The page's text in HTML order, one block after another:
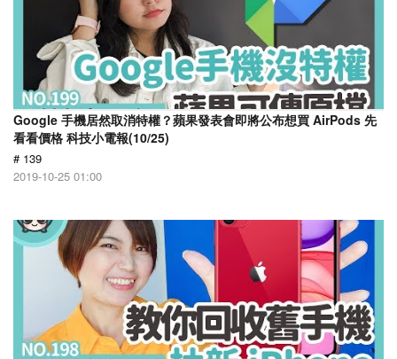
Google 手機居然取消特權？蘋果發表會即將公布想買 AirPods 先
看看價格 科技小電報(10/25)
# 139
2019-10-25 01:00